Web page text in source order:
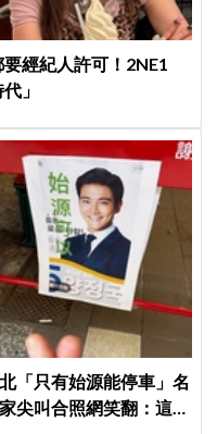
經紀人許可！2NE1
」
「只有始源能停車」名
尖叫合照網笑翻：這輩